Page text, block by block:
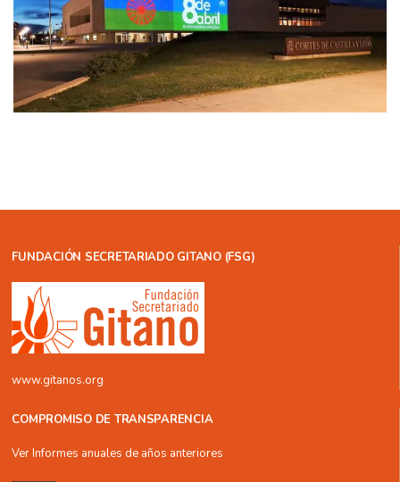
FUNDACIÓN SECRETARIADO GITANO (FSG)
www.gitanos.org
COMPROMISO DE TRANSPARENCIA
Ver Informes anuales de años anteriores